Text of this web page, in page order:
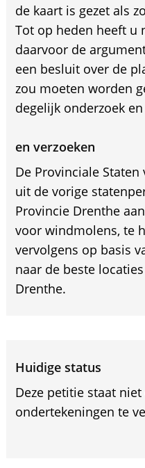
de kaart is gezet als
Tot op heden heeft u
daarvoor de
een besluit over de
zou moeten worden
degelijk onderzoek
en verzoeken
De Provinciale
uit de vorige
Provincie Drenthe
voor windmolens, te
vervolgens op basis
naar de beste
Drenthe.
Huidige status
Deze petitie staat
ondertekeningen te